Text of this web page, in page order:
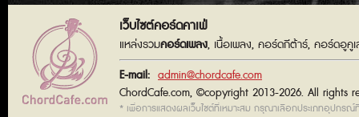
เว็บไซต์คอร์ดคาเฟ่
แหล่งรวมคอร์ดเพลง, เนื้อเพลง, คอร์ดกีต้าร์, คอร์ดอูคู
E-mail: admin@chordcafe.com
ChordCafe.com, ©copyright 2013-2026. All rights
* เพื่อการแสดงผลเว็บไซต์ที่เหมาะสม กรุณาเลือกประเภทอุปกรณ์